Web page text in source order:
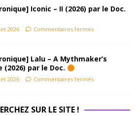
Iconic – II (2026) par le Doc.
2026 Commentaires fermés
Lalu – A Mythmaker’s
(2026) par le Doc.
2026 Commentaires fermés
SUR LE SITE !